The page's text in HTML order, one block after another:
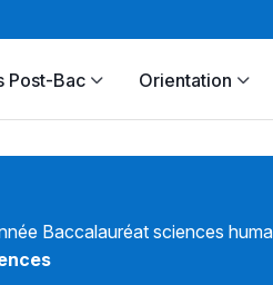
Post-Bac Orientation
Baccalauréat sciences